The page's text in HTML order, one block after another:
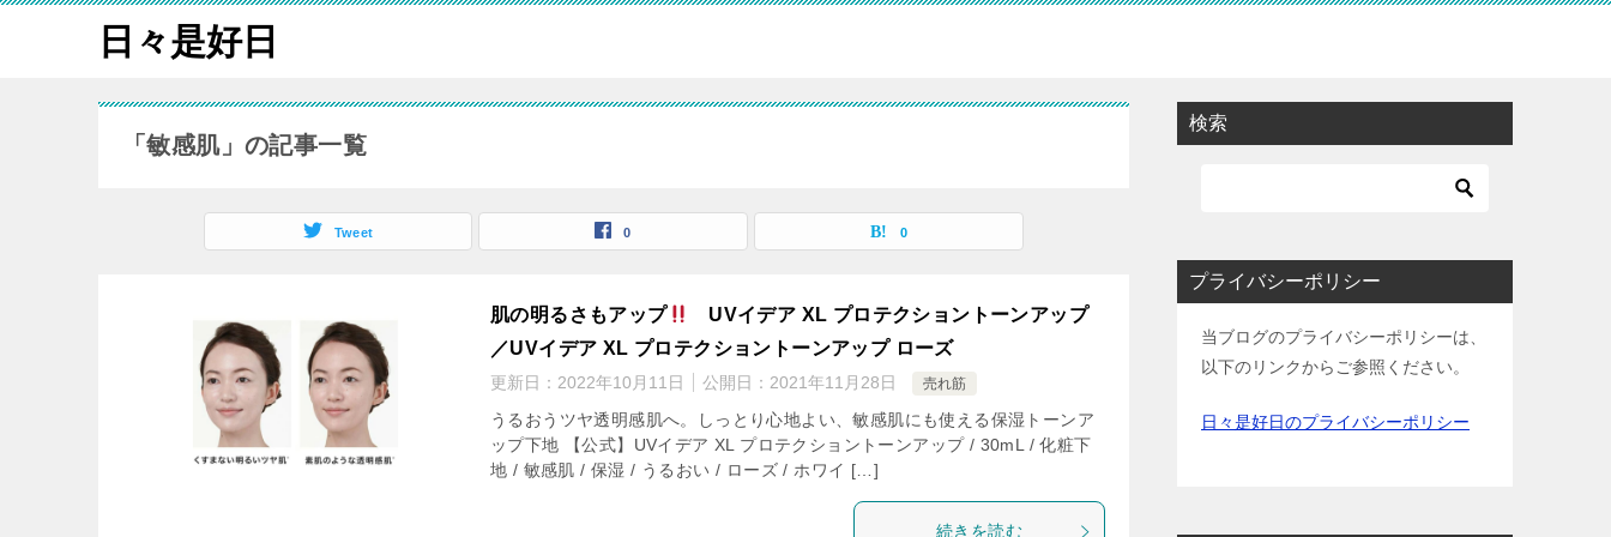
日々是好日
「敏感肌」の記事一覧
Tweet 0 0
肌の明るさもアップ
UVイデア XL プロテクショントーンアップ
／UVイデア XL プロテクショントーンアップ ローズ
更新日： 2022年10月11日 公開日： 2021年11月28日 売れ筋
うるおうツヤ透明感肌へ。しっとり心地よい、敏感肌にも使える保湿トーンア
ップ下地 【公式】UVイデア XL プロテクショントーンアップ / 30mL / 化粧下
地 / 敏感肌 / 保湿 / うるおい / ローズ / ホワイ […]
続きを読む
検索
プライバシーポリシー
当ブログのプライバシーポリシーは、
以下のリンクからご参照ください。
日々是好日のプライバシーポリシー